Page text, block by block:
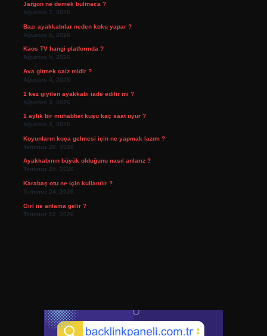
Jargon ne demek bulmaca ?
Ağustos 7, 2026
Bazı ayakkabılar neden koku yapar ?
Ağustos 6, 2026
Kaos TV hangi platformda ?
Ağustos 5, 2026
Ava gitmek caiz midir ?
Ağustos 4, 2026
1 kez giyilen ayakkabı iade edilir mi ?
Ağustos 3, 2026
1 aylık bir muhabbet kuşu kaç saat uyur ?
Ağustos 3, 2026
Koyunların koça gelmesi için ne yapmak lazım ?
Temmuz 26, 2026
Ayakkabının büyük olduğunu nasıl anlarız ?
Temmuz 25, 2026
Karabaş otu ne için kullanılır ?
Temmuz 24, 2026
Girl ne anlama gelir ?
Temmuz 22, 2026